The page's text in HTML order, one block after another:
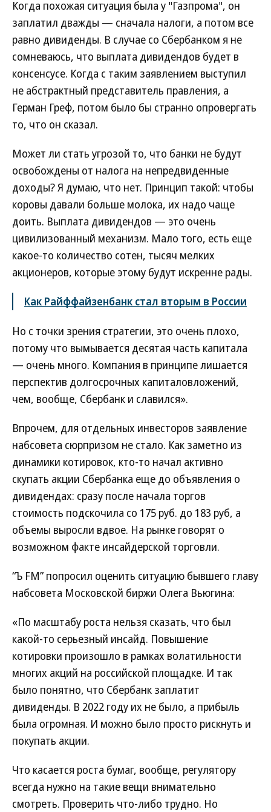
Когда похожая ситуация была у "Газпрома", он
заплатил дважды — сначала налоги, а потом все
равно дивиденды. В случае со Сбербанком я не
сомневаюсь, что выплата дивидендов будет в
консенсусе. Когда с таким заявлением выступил
не абстрактный представитель правления, а
Герман Греф, потом было бы странно опровергать
то, что он сказал.
Может ли стать угрозой то, что банки не будут
освобождены от налога на непредвиденные
доходы? Я думаю, что нет. Принцип такой: чтобы
коровы давали больше молока, их надо чаще
доить. Выплата дивидендов — это очень
цивилизованный механизм. Мало того, есть еще
какое-то количество сотен, тысяч мелких
акционеров, которые этому будут искренне рады.
Как Райффайзенбанк стал вторым в России
Но с точки зрения стратегии, это очень плохо,
потому что вымывается десятая часть капитала
— очень много. Компания в принципе лишается
перспектив долгосрочных капиталовложений,
чем, вообще, Сбербанк и славился».
Впрочем, для отдельных инвесторов заявление
набсовета сюрпризом не стало. Как заметно из
динамики котировок, кто-то начал активно
скупать акции Сбербанка еще до объявления о
дивидендах: сразу после начала торгов
стоимость подскочила со 175 руб. до 183 руб, а
объемы выросли вдвое. На рынке говорят о
возможном факте инсайдерской торговли.
“Ъ FM” попросил оценить ситуацию бывшего главу
набсовета Московской биржи Олега Вьюгина:
«По масштабу роста нельзя сказать, что был
какой-то серьезный инсайд. Повышение
котировки произошло в рамках волатильности
многих акций на российской площадке. И так
было понятно, что Сбербанк заплатит
дивиденды. В 2022 году их не было, а прибыль
была огромная. И можно было просто рискнуть и
покупать акции.
Что касается роста бумаг, вообще, регулятору
всегда нужно на такие вещи внимательно
смотреть. Проверить что-либо трудно. Но